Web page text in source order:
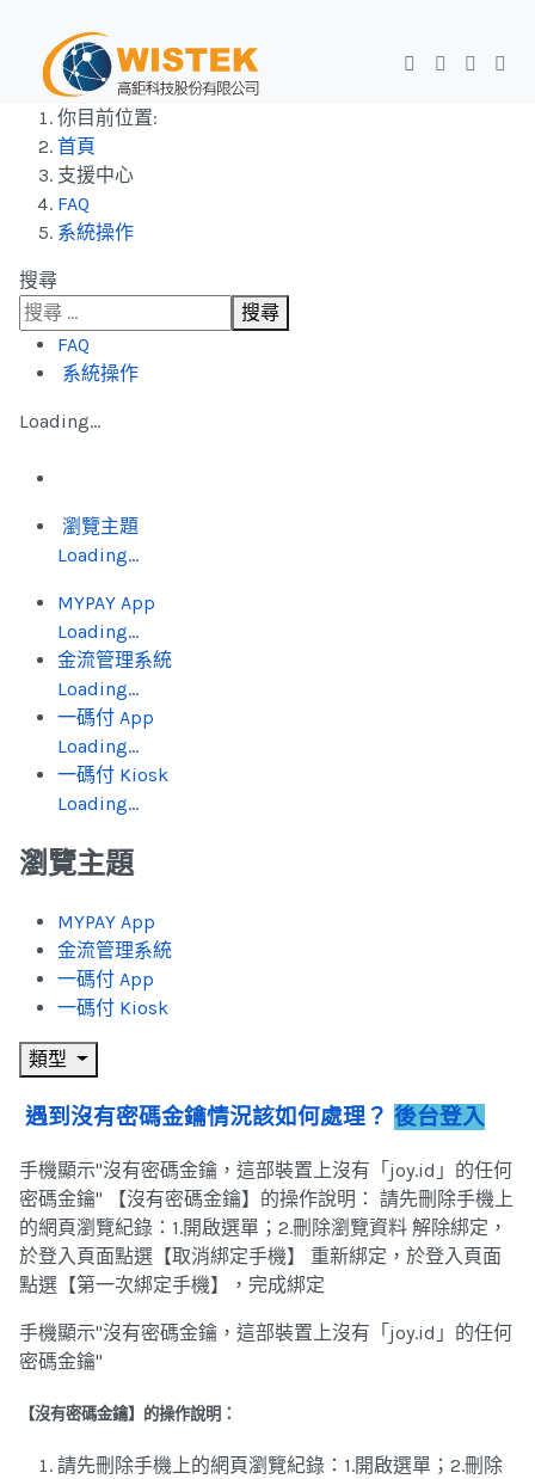
你目前位置:
首頁
支援中心
FAQ
系統操作
搜尋
搜尋
FAQ
系統操作
Loading...
瀏覽主題
Loading...
MYPAY App
Loading...
金流管理系統
Loading...
一碼付 App
Loading...
一碼付 Kiosk
Loading...
瀏覽主題
MYPAY App
金流管理系統
一碼付 App
一碼付 Kiosk
類型
遇到沒有密碼金鑰情況該如何處理？ 後台登入
手機顯示"沒有密碼金鑰，這部裝置上沒有「joy.id」的任何
密碼金鑰" 【沒有密碼金鑰】的操作說明： 請先刪除手機上
的網頁瀏覽紀錄：1.開啟選單；2.刪除瀏覽資料 解除綁定，
於登入頁面點選【取消綁定手機】 重新綁定，於登入頁面
點選【第一次綁定手機】，完成綁定
手機顯示"沒有密碼金鑰，這部裝置上沒有「joy.id」的任何
密碼金鑰"
【沒有密碼金鑰】的操作說明：
請先刪除手機上的網頁瀏覽紀錄：1.開啟選單；2.刪除